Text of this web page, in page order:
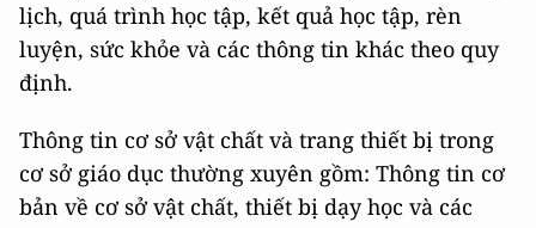
lịch, quá trình học tập, kết quả học tập, rèn
luyện, sức khỏe và các thông tin khác theo quy
định.
Thông tin cơ sở vật chất và trang thiết bị trong
cơ sở giáo dục thường xuyên gồm: Thông tin cơ
bản về cơ sở vật chất, thiết bị dạy học và các